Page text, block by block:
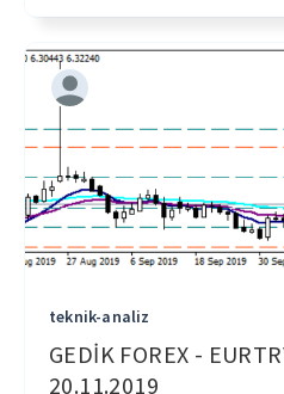
teknik-analiz
GEDİK FOREX -
20.11.2019